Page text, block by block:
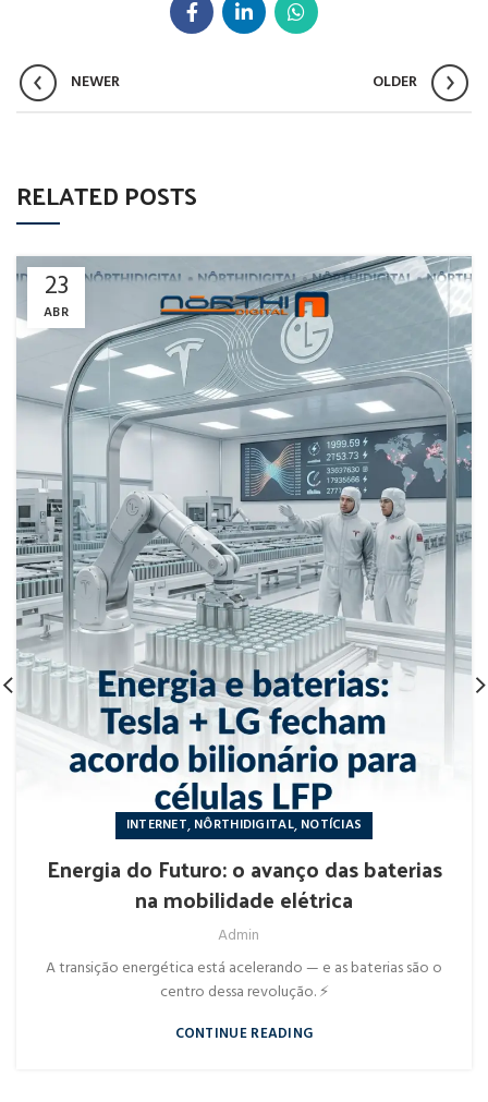
NEWER OLDER
RELATED POSTS
23
ABR
INTERNET, NÔRTHIDIGITAL, NOTÍCIAS
Energia do Futuro: o avanço das baterias
na mobilidade elétrica
Admin
A transição energética está acelerando — e as baterias são o
centro dessa revolução. ⚡
CONTINUE READING